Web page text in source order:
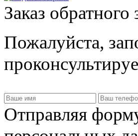
Заказ обратного
Пожалуйста,
Отправляя